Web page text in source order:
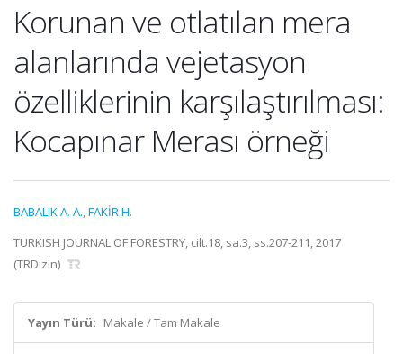
Korunan ve otlatılan mera
alanlarında vejetasyon
özelliklerinin karşılaştırılması:
Kocapınar Merası örneği
BABALIK A. A.,FAKİR H.
TURKISH JOURNAL OF FORESTRY, cilt.18, sa.3, ss.207-211, 2017
(TRDizin)
Yayın Türü: Makale / Tam Makale